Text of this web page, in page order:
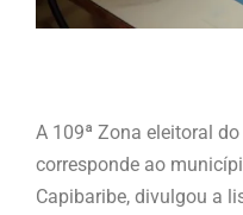
A 109ª Zona eleitoral
corresponde ao
Capibaribe, divulgou a